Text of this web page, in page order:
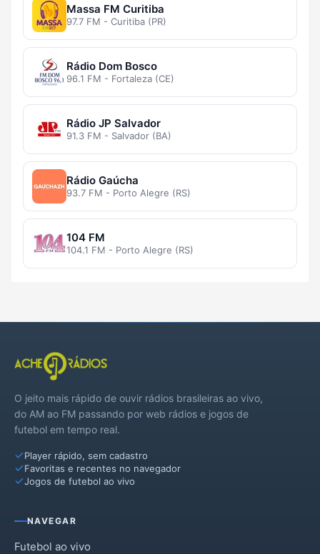
Massa FM Curitiba
97.7 FM - Curitiba (PR)
Rádio Dom Bosco
96.1 FM - Fortaleza (CE)
Rádio JP Salvador
91.3 FM - Salvador (BA)
Rádio Gaúcha
93.7 FM - Porto Alegre (RS)
104 FM
104.1 FM - Porto Alegre (RS)
O jeito mais rápido de ouvir rádios brasileiras ao vivo,
do AM ao FM passando por web rádios e jogos de
futebol em tempo real.
Player rápido, sem cadastro
Favoritas e recentes no navegador
Jogos de futebol ao vivo
NAVEGAR
Futebol ao vivo